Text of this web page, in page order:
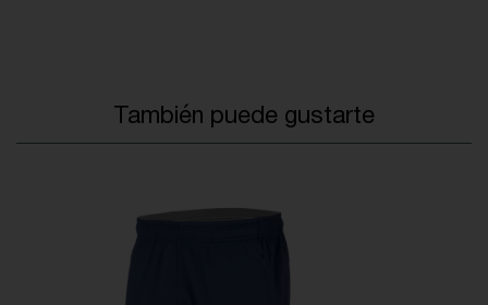
También puede gustarte